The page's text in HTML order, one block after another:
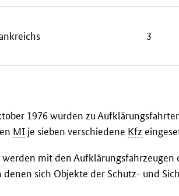
3
1976 wurden zu
MI je sieben verschiedene Kfz
werden mit den Aufklärungsfahrzeugen
denen sich Objekte der Schutz- und